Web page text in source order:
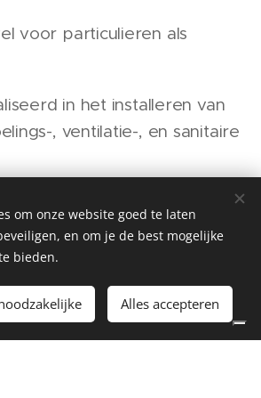
voor particulieren als
in het installeren van
, ventilatie-, en sanitaire
snel contact met ons op.
om onze website goed te laten
en om je de best mogelijke
bieden.
Alles accepteren